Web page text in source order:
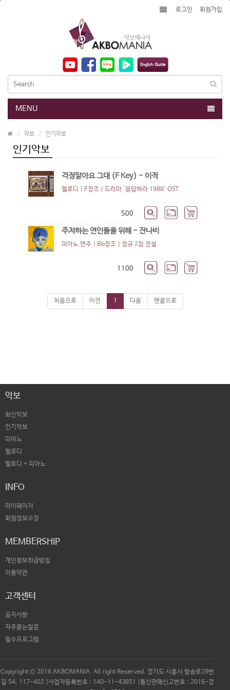
로그인 회원가입
MENU
악보 인기악보
인기악보
걱정말아요 그대 (F Key) - 이적
멜로디 | F장조 | 드라마 '응답하라 1988' OST
500
주저하는 연인들을 위해 - 잔나비
피아노 연주 | Bb장조 | 정규 2집 전설
1100
처음으로 이전 1 다음 맨끝으로
악보
최신악보
인기악보
피아노
멜로디
멜로디 + 피아노
INFO
마이페이지
회원정보수정
MEMBERSHIP
개인청보취급방침
이용약관
고객센터
공지사항
자주묻는질문
필수프로그램
Copyright © 2016 AKBOMANIA. All right Reserved. 경기도 시흥시 함송로29번
길 54, 117-402 |사업자등록번호 : 140-11-43851 |통신판매신고번호 : 2016-경